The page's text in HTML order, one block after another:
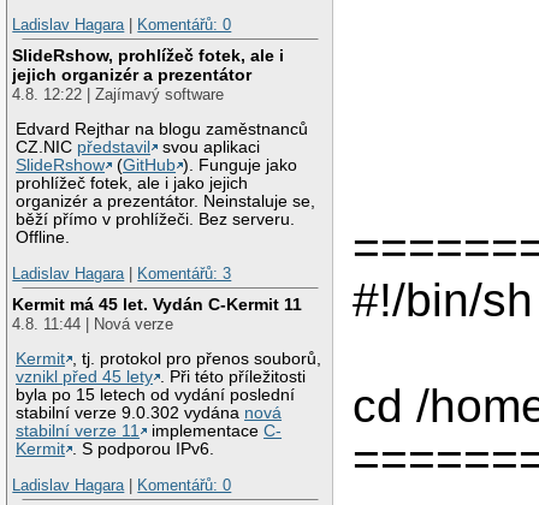
Ladislav Hagara | Komentářů: 0
SlideRshow, prohlížeč fotek, ale i
jejich organizér a prezentátor
4.8. 12:22 | Zajímavý software
Edvard Rejthar na blogu zaměstnanců
CZ.NIC představil
svou aplikaci
SlideRshow
(GitHub ). Funguje jako
prohlížeč fotek, ale i jako jejich
organizér a prezentátor. Neinstaluje se,
běží přímo v prohlížeči. Bez serveru.
Offline.
Ladislav Hagara | Komentářů: 3
Kermit má 45 let. Vydán C-Kermit 11
4.8. 11:44 | Nová verze
Kermit , tj. protokol pro přenos souborů,
vznikl před 45 lety . Při této příležitosti
byla po 15 letech od vydání poslední
stabilní verze 9.0.302 vydána nová
stabilní verze 11
implementaceC-
Kermit . S podporou IPv6.
Ladislav Hagara | Komentářů: 0
#!/bin/sh
cd /